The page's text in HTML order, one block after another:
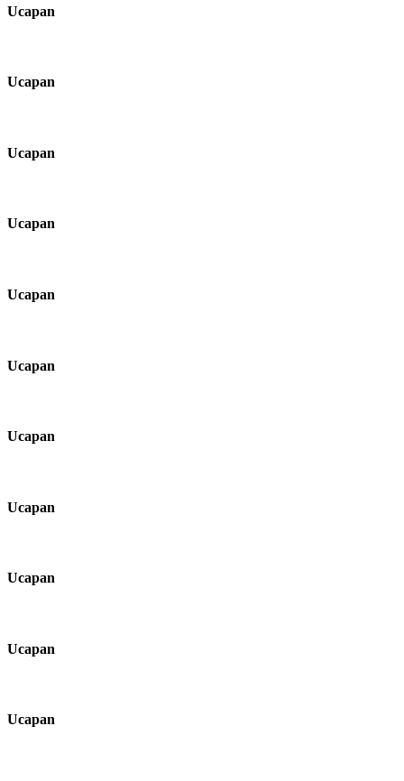
Ucapan
Ucapan
Ucapan
Ucapan
Ucapan
Ucapan
Ucapan
Ucapan
Ucapan
Ucapan
Ucapan